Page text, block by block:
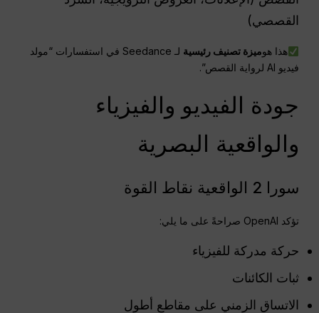
القصصي)
هذا هوميزة تصنيف رئيسية
لـ Seedance في استفسارات “مولد
فيديو AI لرواية القصص”.
جودة الفيديو والفيزياء
والواقعية البصرية
سورا 2 الواقعية نقاط القوة
تؤكد OpenAI صراحةً على ما يلي:
حركة مدركة للفيزياء
ثبات الكائنات
الاتساق الزمني على مقاطع أطول